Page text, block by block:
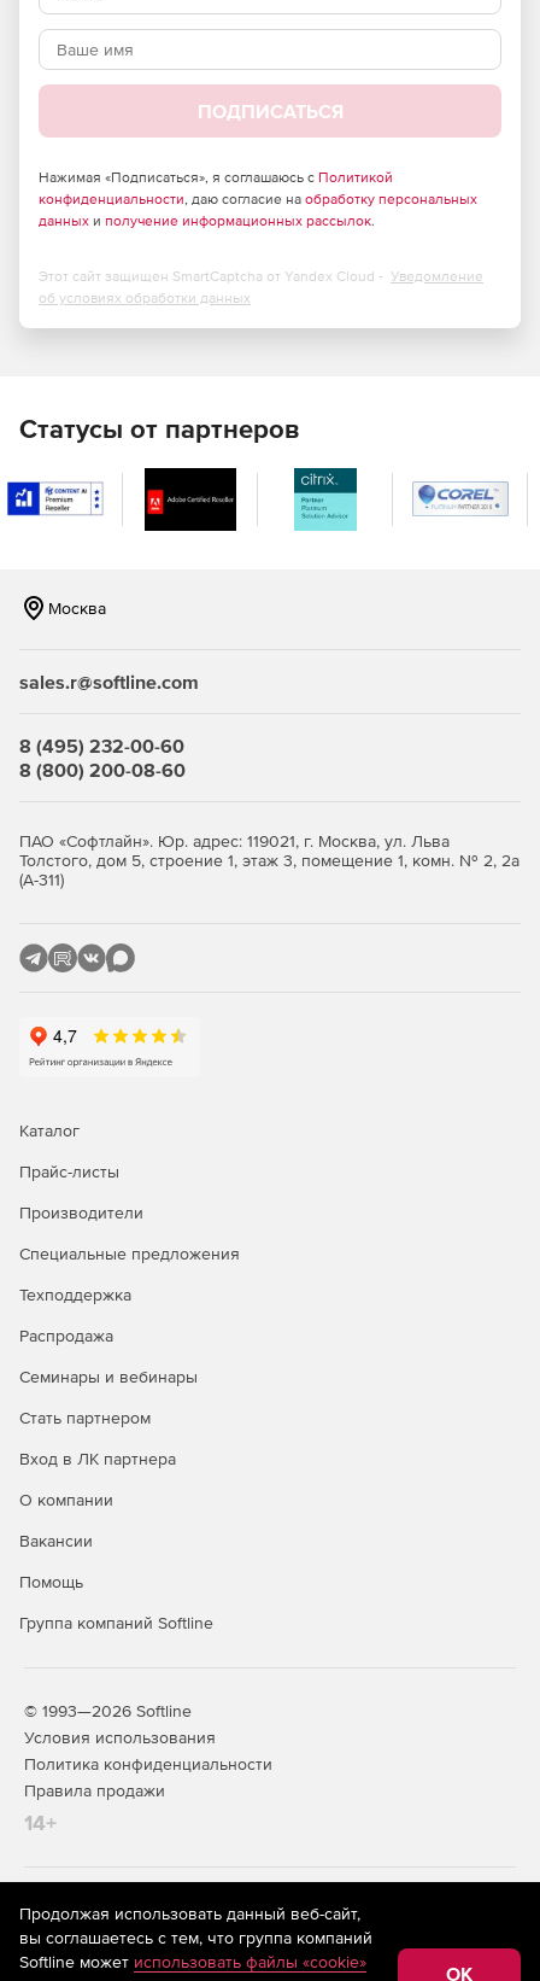
ПОДПИСАТЬСЯ
Нажимая «Подписаться», я соглашаюсь с Политикой
конфиденциальности, даю согласие на обработку персональных
данных и получение информационных рассылок.
Этот сайт защищен SmartCaptcha от Yandex Cloud - Уведомление
об условиях обработки данных
Статусы от партнеров
Москва
sales.r@softline.com
8 (495) 232-00-60
8 (800) 200-08-60
ПАО «Софтлайн». Юр. адрес: 119021, г. Москва, ул. Льва
Толстого, дом 5, строение 1, этаж 3, помещение 1, комн. № 2, 2а
(А-311)
Каталог
Прайс-листы
Производители
Специальные предложения
Техподдержка
Распродажа
Семинары и вебинары
Стать партнером
Вход в ЛК партнера
О компании
Вакансии
Помощь
Группа компаний Softline
© 1993—2026 Softline
Условия использования
Политика конфиденциальности
Правила продажи
14+
На информационном ресурсе store.softline.ru применяются
рекомендательные технологии
(информационные технологии
предоставления информации на основе сбора,
систематизации и анализа сведений, относящихся к
Продолжая использовать данный веб-сайт,
вы соглашаетесь с тем, что группа компаний
Softline может использовать файлы «cookie»
OK